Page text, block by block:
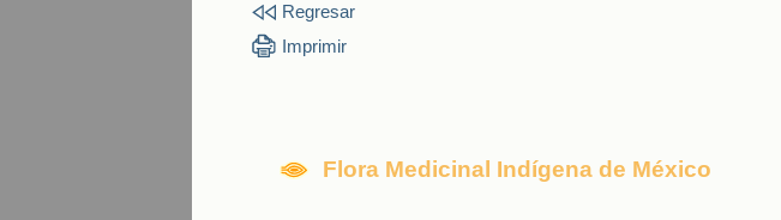
Regresar
Imprimir
Flora Medicinal Indígena de México